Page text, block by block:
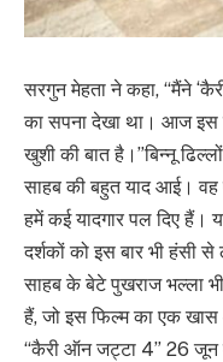
सरगुन मेहता ने कहा, “मैंने
का सपना देखा था। आज इस
खुशी की बात है।”बिन्नू
साहब की बहुत याद आई।
हमें कई यादगार पल दिए हैं।
दर्शकों को इस बार भी हंसी
साहब के बेटे पुखराज भल्ला
हैं, जो इस फिल्म का एक
“कैरी ऑन जट्टा 4” 26 जून